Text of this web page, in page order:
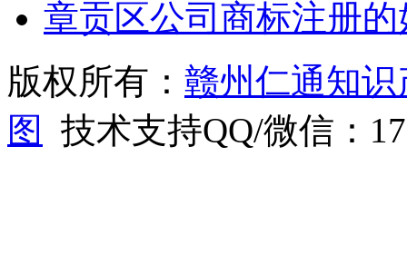
章贡区公司商标注册的
版权所有： 赣州仁通知
图
技术支持QQ/微信：